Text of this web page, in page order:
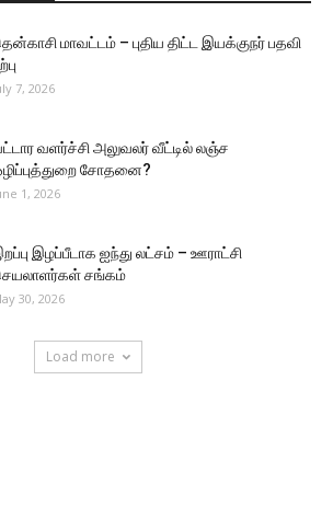
மாவட்டம் – புதிய திட்ட இயக்குநர் பதவி
7, 2026
வளர்ச்சி அலுவலர் வீட்டில் லஞ்ச
சோதனை?
1, 2026
இழப்பீடாக ஐந்து லட்சம் – ஊராட்சி
சங்கம்
30, 2026
Load more